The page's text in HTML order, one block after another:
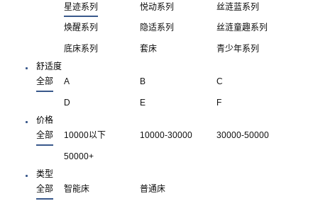
星迹系列 悦动系列 丝涟蓝系列
焕醒系列 隐适系列 丝涟童趣系列
底床系列 套床
青少年系列
舒适度
全部
A B C
D E
F
价格
全部
10000以下 10000-30000 30000-50000
50000+
类型
全部
智能床
普通床